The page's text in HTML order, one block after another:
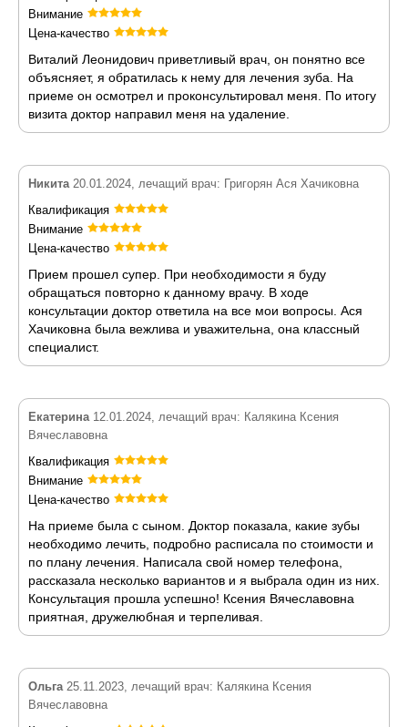
Внимание
Цена-качество
Виталий Леонидович приветливый врач, он понятно все
объясняет, я обратилась к нему для лечения зуба. На
приеме он осмотрел и проконсультировал меня. По итогу
визита доктор направил меня на удаление.
Никита20.01.2024, лечащий врач: Григорян Ася Хачиковна
Квалификация
Внимание
Цена-качество
Прием прошел супер. При необходимости я буду
обращаться повторно к данному врачу. В ходе
консультации доктор ответила на все мои вопросы. Ася
Хачиковна была вежлива и уважительна, она классный
специалист.
Екатерина12.01.2024, лечащий врач: Калякина Ксения
Вячеславовна
Квалификация
Внимание
Цена-качество
На приеме была с сыном. Доктор показала, какие зубы
необходимо лечить, подробно расписала по стоимости и
по плану лечения. Написала свой номер телефона,
рассказала несколько вариантов и я выбрала один из них.
Консультация прошла успешно! Ксения Вячеславовна
приятная, дружелюбная и терпеливая.
Ольга25.11.2023, лечащий врач: Калякина Ксения
Вячеславовна